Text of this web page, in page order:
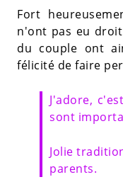
Fort
n'ont pas eu
du couple ont
félicité de faire
J'adore,
sont
Jolie
parents.